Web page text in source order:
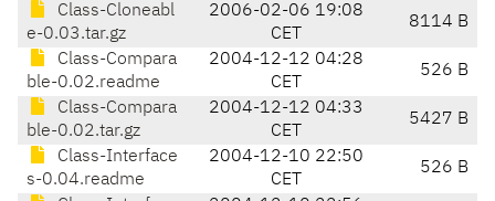
Class-Cloneabl
e-0.03.tar.gz
2006-02-06 19:08
CET
8114 B
Class-Compara
ble-0.02.readme
2004-12-12 04:28
CET
526 B
Class-Compara
ble-0.02.tar.gz
2004-12-12 04:33
CET
5427 B
Class-Interface
s-0.04.readme
2004-12-10 22:50
CET
526 B